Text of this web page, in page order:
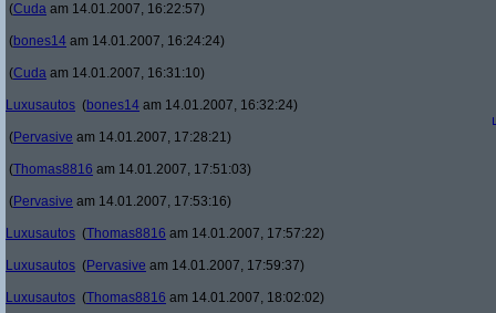
(Cuda am 14.01.2007, 16:22:57)
(bones14 am 14.01.2007, 16:24:24)
(Cuda am 14.01.2007, 16:31:10)
Luxusautos (bones14 am 14.01.2007, 16:32:24)
(Pervasive am 14.01.2007, 17:28:21)
(Thomas8816 am 14.01.2007, 17:51:03)
(Pervasive am 14.01.2007, 17:53:16)
Luxusautos (Thomas8816 am 14.01.2007, 17:57:22)
Luxusautos (Pervasive am 14.01.2007, 17:59:37)
Luxusautos (Thomas8816 am 14.01.2007, 18:02:02)